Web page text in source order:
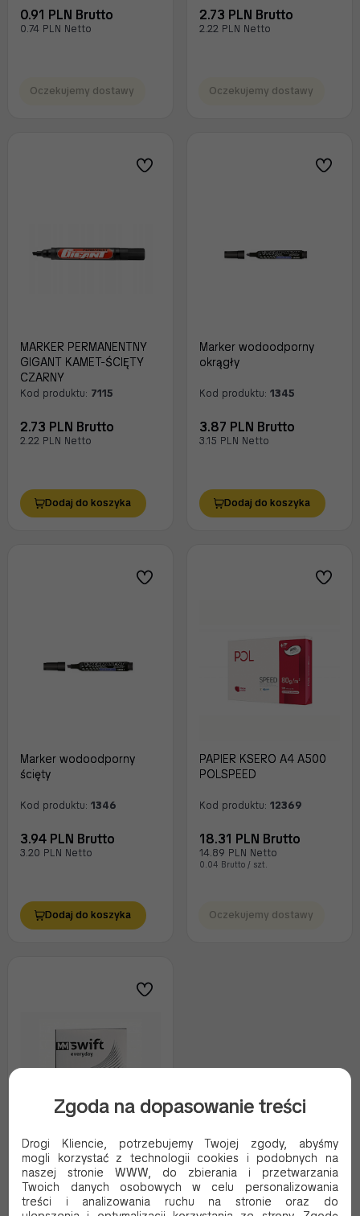
0.91 PLN Brutto
0.74 PLN Netto
Oczekujemy dostawy
2.73 PLN Brutto
2.22 PLN Netto
Oczekujemy dostawy
MARKER PERMANENTNY
GIGANT KAMET-ŚCIĘTY
CZARNY
Kod produktu: 7115
2.73 PLN Brutto
2.22 PLN Netto
Dodaj do koszyka
Marker wodoodporny
okrągły
Kod produktu: 1345
3.87 PLN Brutto
3.15 PLN Netto
Dodaj do koszyka
Marker wodoodporny
ścięty
Kod produktu: 1346
3.94 PLN Brutto
3.20 PLN Netto
Dodaj do koszyka
PAPIER KSERO A4 A500
POLSPEED
Kod produktu: 12369
18.31 PLN Brutto
14.89 PLN Netto
0.04 Brutto / szt.
Oczekujemy dostawy
PAPIER KSERO A4 A500
MIX
Zgoda na dopasowanie treści
Drogi Kliencie, potrzebujemy Twojej zgody, abyśmy
mogli korzystać z technologii cookies i podobnych na
naszej stronie WWW, do zbierania i przetwarzania
Twoich danych osobowych w celu personalizowania
treści i analizowania ruchu na stronie oraz do